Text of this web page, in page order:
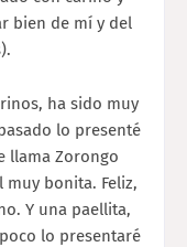
bien de mí y del
ha sido muy
lo presenté
llama Zorongo
bonita. Feliz,
Y una paellita,
lo presentaré